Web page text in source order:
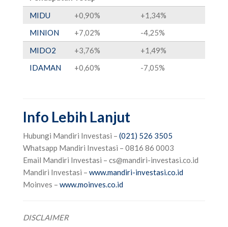
MIDU
+0,90%
+1,34%
MINION
+7,02%
-4,25%
MIDO2
+3,76%
+1,49%
IDAMAN
+0,60% -7,05%
Info Lebih Lanjut
Hubungi Mandiri Investasi – (021) 526 3505
‌Whatsapp Mandiri Investasi – 0816 86 0003‌
‌Email Mandiri Investasi – cs@mandiri-investasi.co.id
‌Mandiri Investasi – www.mandiri-investasi.co.id
‌Moinves – www.moinves.co.id
DISCLAIMER